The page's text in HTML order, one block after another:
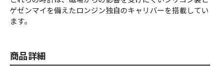
ゲゼンマイを備えたロンジン独自のキャリバーを搭載してい
ます。
商品詳細